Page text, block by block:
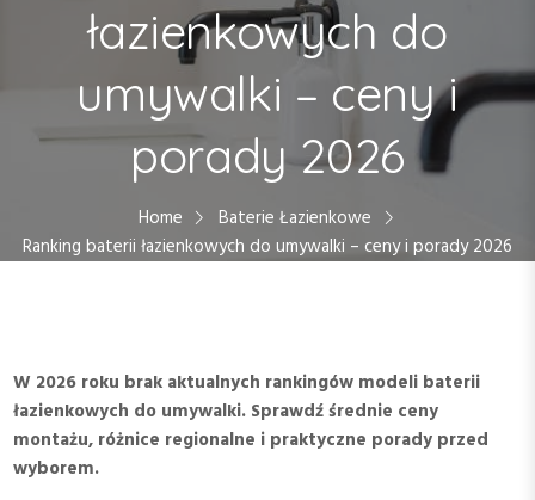
łazienkowych do
umywalki – ceny i
porady 2026
Home
Baterie Łazienkowe
Ranking baterii łazienkowych do umywalki – ceny i porady 2026
W 2026 roku brak aktualnych rankingów modeli baterii
łazienkowych do umywalki. Sprawdź średnie ceny
montażu, różnice regionalne i praktyczne porady przed
wyborem.